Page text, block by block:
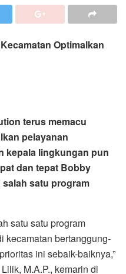
Optimalkan
terus memacu
pelayanan
kepala lingkungan pun
dan tepat Bobby
satu program
satu satu program
kecamatan bertanggung-
ini sebaik-baiknya,”
M.A.P., kemarin di